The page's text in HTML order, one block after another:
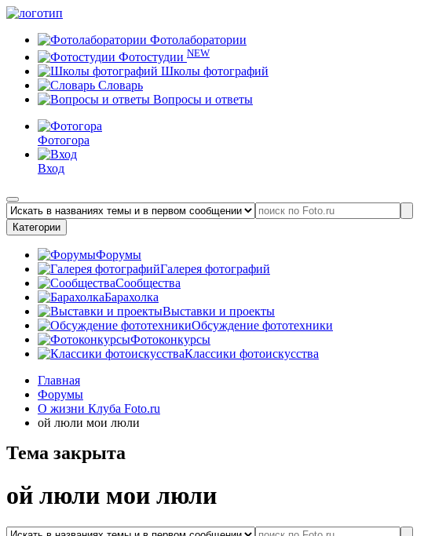
Фотолаборатории
Фотостудии NEW
Школы фотографий
Словарь
Вопросы и ответы
Фотогора
Вход
Категории
Форумы
Галерея фотографий
Сообщества
Барахолка
Выставки и проекты
Обсуждение фототехники
Фотоконкурсы
Классики фотоискусства
Главная
Форумы
О жизни Клуба Foto.ru
ой люли мои люли
Тема закрыта
ой люли мои люли